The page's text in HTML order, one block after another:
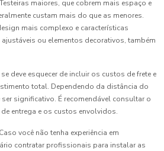
maiores, que cobrem mais espaço e
custam mais do que as menores.
mais complexo e características
ou elementos decorativos, também
deve esquecer de incluir os custos de frete e
total. Dependendo da distância do
significativo. É recomendável consultar o
entrega e os custos envolvidos.
Caso você não tenha experiência em
contratar profissionais para instalar as